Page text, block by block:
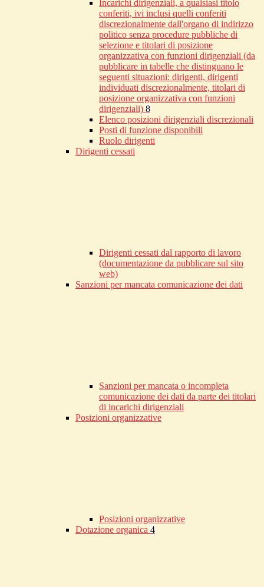
Incarichi dirigenziali, a qualsiasi titolo
conferiti, ivi inclusi quelli conferiti
discrezionalmente dall'organo di indirizzo
politico senza procedure pubbliche di
selezione e titolari di posizione
organizzativa con funzioni dirigenziali (da
pubblicare in tabelle che distinguano le
seguenti situazioni: dirigenti, dirigenti
individuati discrezionalmente, titolari di
posizione organizzativa con funzioni
dirigenziali) 8
Elenco posizioni dirigenziali discrezionali
Posti di funzione disponibili
Ruolo dirigenti
Dirigenti cessati
Dirigenti cessati dal rapporto di lavoro
(documentazione da pubblicare sul sito
web)
Sanzioni per mancata comunicazione dei dati
Sanzioni per mancata o incompleta
comunicazione dei dati da parte dei titolari
di incarichi dirigenziali
Posizioni organizzative
Posizioni organizzative
Dotazione organica 4